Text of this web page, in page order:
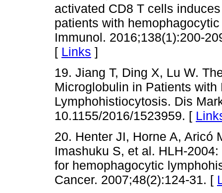
activated CD8 T cells
patients with
Immunol. 2016;138(1):200-
[ Links ]
19. Jiang T, Ding X, Lu W.
Microglobulin in Patients with
Lymphohistiocytosis. Dis
10.1155/2016/1523959. [
20. Henter JI, Horne A, Aricó
Imashuku S, et al. HLH-
for hemophagocytic
Cancer. 2007;48(2):124-31. [